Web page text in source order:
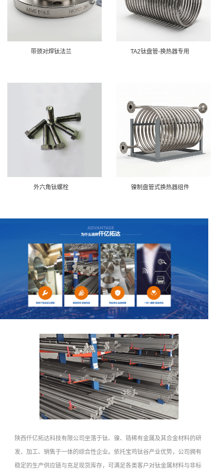
带颈对焊钛法兰 TA2钛盘管-换热器专用
外六角钛螺栓 镍制盘管式换热器组件
陕西仟亿拓达科技有限公司坐落于钛、镍、锆稀有金属及其合金材料的研
发、加工、销售于一体的综合性企业。依托宝鸡钛谷产业优势，公司拥有
稳定的生产供应链与充足现货库存，可满足各类客户对钛金属材料与非标